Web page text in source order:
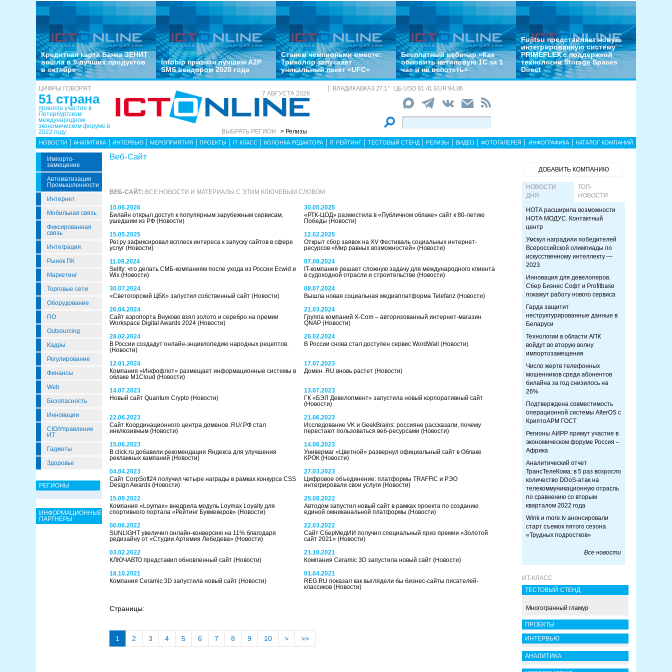
Кредитная карта Банка ЗЕНИТ
вошла в 9 лучших продуктов
в октябре
Infobip признан лучшим A2P
SMS вендором 2020 года
Станем чемпионами вместе:
Триколор запускает
уникальный пакет «UFC»
Бесплатный вебинар «Как
обновить нетиповую 1С за 1
час и не вспотеть»
Fujitsu представляет новую
интегрированную систему
PRIMEFLEX с поддержкой
технологии Storage Spaces
Direct
ЦИФРЫ ГОВОРЯТ
51 страна
приняла участие в
Петербургском
международном
экономическом форуме в
2022 году
7 АВГУСТА 2026
ВЫБРАТЬ РЕГИОН > Релизы
ВЛАДИКАВКАЗ 27.1° ЦБ USD 81.41 EUR 94.06
НОВОСТИ АНАЛИТИКА ИНТЕРВЬЮ МЕРОПРИЯТИЯ ПРОЕКТЫ IT КЛАСС КОЛОНКА РЕДАКТОРА IT РЕЙТИНГ ТЕСТОВЫЙ СТЕНД РЕЛИЗЫ ВИДЕО ФОТОГАЛЕРЕЯ ИНФОГРАФИКА КАТАЛОГ КОМПАНИЙ
Импорто­
Замещение
Автоматизация
Промышленности
Интернет
Мобильная связь
Фиксированная
связь
Интеграция
Рынок ПК
Маркетинг
Торговые сети
Оборудование
ПО
Outsourcing
Кадры
Регулирование
Финансы
Web
Безопасность
Инновации
CIO/Управление
ИТ
Гаджеты
Здоровье
РЕГИОНЫ
ИНФОРМАЦИОННЫЕ
ПАРТНЕРЫ
Веб-Сайт
ВЕБ-САЙТ: ВСЕ НОВОСТИ И МАТЕРИАЛЫ С ЭТИМ КЛЮЧЕВЫМ СЛОВОМ
10.06.2026
Билайн открыл доступ к популярным зарубежным сервисам,
ушедшим из РФ (Новости)
30.05.2025
«РТК-ЦОД» разместила в «Публичном облаке» сайт к 80-летию
Победы (Новости)
15.05.2025
Рег.ру зафиксировал всплеск интереса к запуску сайтов в сфере
услуг (Новости)
12.02.2025
Открыт сбор заявок на XV Фестиваль социальных интернет-
ресурсов «Мир равных возможностей» (Новости)
11.09.2024
Sellty: что делать СМБ-компаниям после ухода из России Ecwid и
Wix (Новости)
07.08.2024
IT-компания решает сложную задачу для международного клиента
в судоходной отрасли и строительстве (Новости)
30.07.2024
«Светогорский ЦБК» запустил собственный сайт (Новости)
08.07.2024
Вышла новая социальная медиаплатформа Telefanz (Новости)
26.04.2024
Сайт аэропорта Внуково взял золото и серебро на премии
Workspace Digital Awards 2024 (Новости)
21.03.2024
Группа компаний X-Com – авторизованный интернет-магазин
QNAP (Новости)
28.02.2024
В России создадут онлайн-энциклопедию народных рецептов.
(Новости)
26.02.2024
В России снова стал доступен сервис WordWall (Новости)
12.01.2024
Компания «Инфофлот» размещает информационные системы в
облаке M1Cloud (Новости)
17.07.2023
Домен .RU вновь растет (Новости)
14.07.2023
Новый сайт Quantum Crypto (Новости)
13.07.2023
ГК «БЭЛ Девелопмент» запустила новый корпоративный сайт
(Новости)
22.06.2023
Сайт Координационного центра доменов .RU/.РФ стал
инклюзивным (Новости)
21.06.2023
Исследование VK и GeekBrains: россияне рассказали, почему
перестают пользоваться веб-ресурсами (Новости)
15.06.2023
В click.ru добавили рекомендации Яндекса для улучшения
рекламных кампаний (Новости)
14.06.2023
Универмаг «Цветной» развернул официальный сайт в Облаке
КРОК (Новости)
04.04.2023
Сайт CorpSoft24 получил четыре награды в рамках конкурса CSS
Design Awards (Новости)
27.03.2023
Цифровое объединение: платформы TRAFFIC и РЭО
интегрировали свои услуги (Новости)
15.09.2022
Компания «Loymax» внедрила модуль Loymax Loyalty для
спортивного портала «Рейтинг Букмекеров» (Новости)
25.08.2022
Автодом запустил новый сайт в рамках проекта по созданию
единой омниканальной платформы (Новости)
06.06.2022
SUNLIGHT увеличил онлайн-конверсию на 11% благодаря
редизайну от «Студии Артемия Лебедева» (Новости)
22.03.2022
Сайт СберМедИИ получил специальный приз премии «Золотой
сайт 2021» (Новости)
03.02.2022
КЛЮЧАВТО представил обновленный сайт (Новости)
21.10.2021
Компания Ceramic 3D запустила новый сайт (Новости)
18.10.2021
Компания Ceramic 3D запустила новый сайт (Новости)
01.04.2021
REG.RU показал как выглядели бы бизнес-сайты писателей-
классиков (Новости)
Страницы:
1 2 3 4 5 6 7 8 9 10 > >>
ДОБАВИТЬ КОМПАНИЮ
НОВОСТИ
ДНЯ
ТОП-
НОВОСТИ
НОТА расширила возможности
НОТА МОДУС. Контактный
центр
Умскул наградили победителей
Всероссийской олимпиады по
искусственному интеллекту —
2023
Инновация для девелоперов.
Сбер Бизнес Софт и Profitbase
покажут работу нового сервиса
Гарда защитит
неструктурированные данные в
Беларуси
Технологии в области АПК
войдут во вторую волну
импортозамещения
Число жертв телефонных
мошенников среди абонентов
билайна за год снизилось на
26%
Подтверждена совместимость
операционной системы AlterOS с
КриптоАРМ ГОСТ
Регионы АИРР примут участие в
экономическом форуме Россия –
Африка
Аналитический отчет
ТрансТелеКома: в 5 раз возросло
количество DDoS-атак на
телекоммуникационную отрасль
по сравнению со вторым
кварталом 2022 года
Wink и more.tv анонсировали
старт съемок пятого сезона
«Трудных подростков»
Все новости
ИТ-КЛАСС
ТЕСТОВЫЙ СТЕНД
Многогранный гламур
ПРОЕКТЫ
ИНТЕРВЬЮ
АНАЛИТИКА